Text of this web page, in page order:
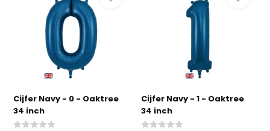
Cijfer Navy - 0 - Oaktree
34 inch
Cijfer Navy - 1 - Oaktree
34 inch